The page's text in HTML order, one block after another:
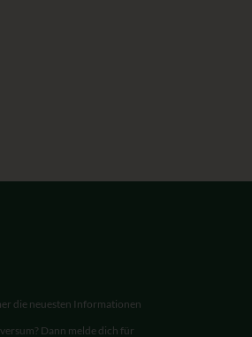
die neuesten Informationen
Dann melde dich für